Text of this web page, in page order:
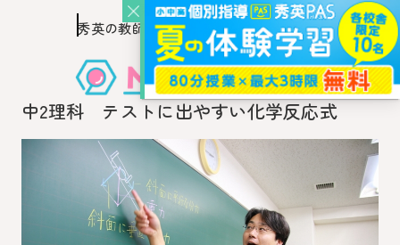
このページの本文へ移動
秀英の教師を知り、
秀英の教師から教わるウェブ・メディア
中2理科 テストに出やすい化学反応式